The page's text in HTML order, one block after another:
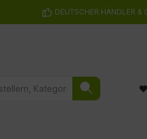
DEUTSCHER HÄNDLER &